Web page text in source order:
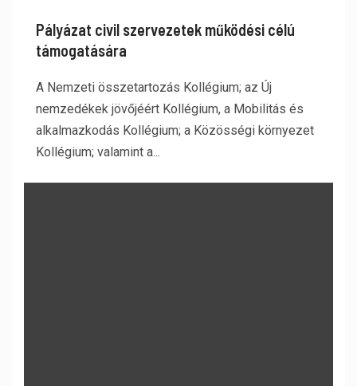
Pályázat civil szervezetek működési célú
támogatására
A Nemzeti összetartozás Kollégium; az Új
nemzedékek jövőjéért Kollégium, a Mobilitás és
alkalmazkodás Kollégium; a Közösségi környezet
Kollégium; valamint a...